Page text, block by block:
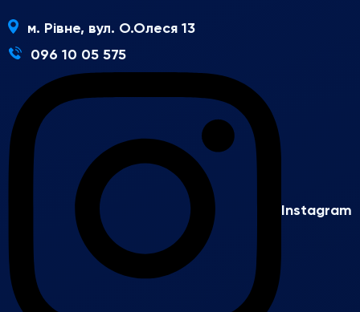
м. Рівне, вул. О.Олеся 13
096 10 05 575
Instagram